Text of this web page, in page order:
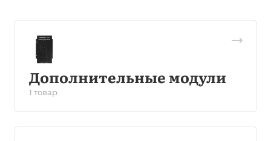
Дополнительные модули
1 товар